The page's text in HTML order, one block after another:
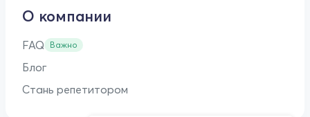
О компании
FAQ Важно
Блог
Стань репетитором